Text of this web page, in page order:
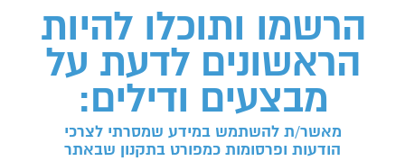
הרשמו ותוכלו להיות
הראשונים לדעת על
מבצעים ודילים:
מאשר/ת להשתמש במידע שמסרתי לצרכי
הודעות ופרסומות כמפורט בתקנון שבאתר